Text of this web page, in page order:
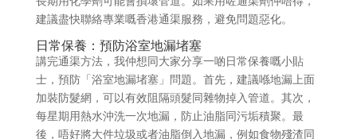
建議盡快聯絡專業嘅香港通渠服務，避免問題惡化。
日常保養：預防浴室地漏堵塞
講完通渠方法，我仲想同大家分享一啲日常保養嘅小貼
士，預防「浴室地漏堵塞」問題。首先，建議喺地漏上面
加裝防髮網，可以有效阻隔頭髮同雜物掉入管道。其次，
每星期用熱水沖洗一次地漏，防止油脂同污垢積聚。最
後，唔好將大件垃圾或者油脂倒入地漏，例如食物殘渣同